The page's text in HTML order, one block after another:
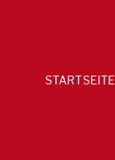
STARTSEITE